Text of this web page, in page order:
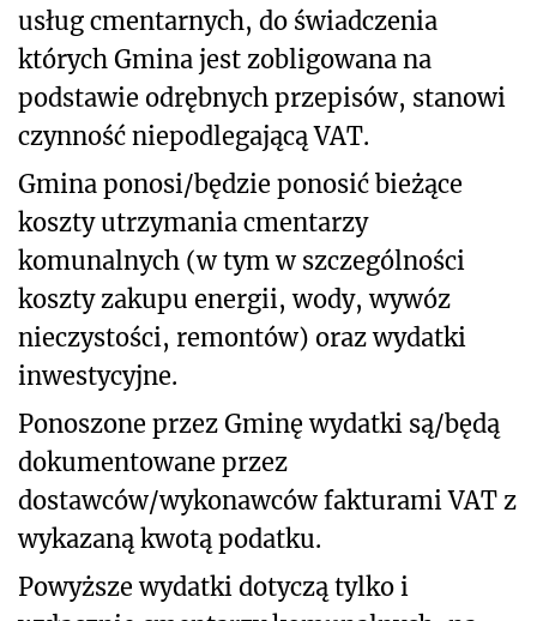
usług cmentarnych, do świadczenia
których Gmina jest zobligowana na
podstawie odrębnych przepisów, stanowi
czynność niepodlegającą VAT.
Gmina ponosi/będzie ponosić bieżące
koszty utrzymania cmentarzy
komunalnych (w tym w szczególności
koszty zakupu energii, wody, wywóz
nieczystości, remontów) oraz wydatki
inwestycyjne.
Ponoszone przez Gminę wydatki są/będą
dokumentowane przez
dostawców/wykonawców fakturami VAT z
wykazaną kwotą podatku.
Powyższe wydatki dotyczą tylko i